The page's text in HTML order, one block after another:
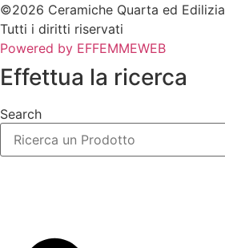
©2026 Ceramiche Quarta ed Edilizia
Tutti i diritti riservati
Powered by EFFEMMEWEB
Effettua la ricerca
Search